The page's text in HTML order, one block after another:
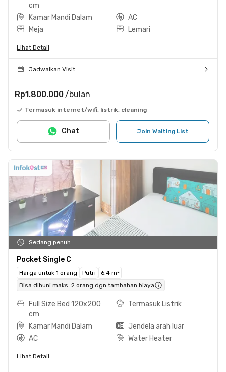
cm
Kamar Mandi Dalam
AC
Meja
Lemari
Lihat Detail
Jadwalkan Visit
Rp1.800.000 /bulan
Termasuk internet/wifi, listrik, cleaning
Join Waiting List
Chat
Sedang penuh
Pocket Single C
Harga untuk 1 orang Putri
6.4 m²
Bisa dihuni maks. 2 orang dgn tambahan biaya
Full Size Bed 120x200
cm
Termasuk Listrik
Kamar Mandi Dalam
Jendela arah luar
AC
Water Heater
Lihat Detail